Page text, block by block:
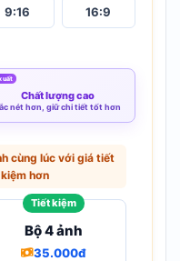
9:16 16:9
Chất lượng cao
nét hơn, giữ chi tiết tốt hơn
cùng lúc với giá tiết
kiệm hơn
Tiết kiệm
Bộ 4 ảnh
35.000đ